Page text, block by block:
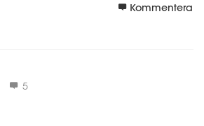
Kommentera
5